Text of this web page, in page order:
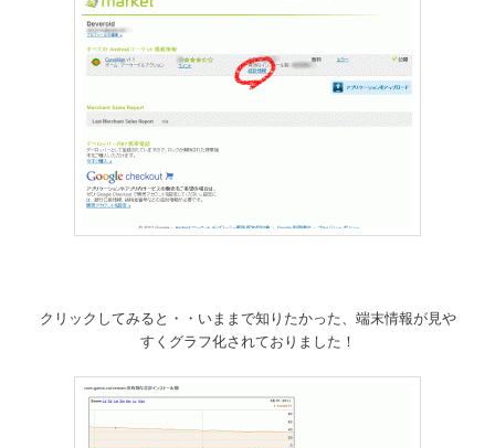
クリックしてみると・・いままで知りたかった、端末情報が見や
すくグラフ化されておりました！